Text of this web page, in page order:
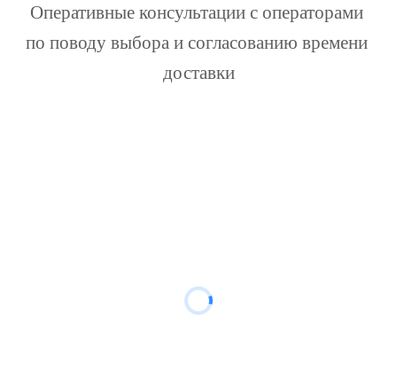
Оперативные консультации с операторами
по поводу выбора и согласованию времени
доставки